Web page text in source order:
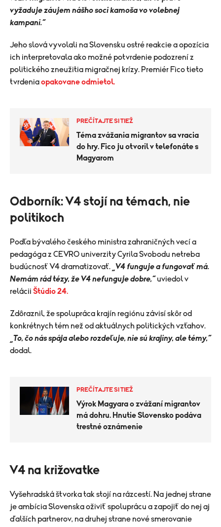
vyžaduje záujem nášho soci kamoša vo volebnej
kampani.“
Jeho slová vyvolali na Slovensku ostré reakcie a opozícia
ich interpretovala ako možné potvrdenie podozrení z
politického zneužitia migračnej krízy. Premiér Fico tieto
tvrdeniaopakovane odmietol.
PREČÍTAJTE SI TIEŽ
Téma zvážania migrantov sa vracia
do hry. Fico ju otvoril v telefonáte s
Magyarom
​Odborník: V4 stojí na témach, nie
politikoch
Podľa bývalého českého ministra zahraničných vecí a
pedagóga z CEVRO univerzity Cyrila Svobodu netreba
budúcnosť V4 dramatizovať. „V4 funguje a fungovať má.
Nemám rád tézy, že V4 nefunguje dobre,“ uviedol v
relácii Štúdio 24.
Zdôraznil, že spolupráca krajín regiónu závisí skôr od
konkrétnych tém než od aktuálnych politických vzťahov.
„To, čo nás spája alebo rozdeľuje, nie sú krajiny, ale témy,“
dodal.
PREČÍTAJTE SI TIEŽ
Výrok Magyara o zvážaní migrantov
má dohru. Hnutie Slovensko podáva
trestné oznámenie
V4 na križovatke
Vyšehradská štvorka tak stojí na rázcestí. Na jednej strane
je ambícia Slovenska oživiť spoluprácu a zapojiť do nej aj
ďalších partnerov, na druhej strane nové smerovanie